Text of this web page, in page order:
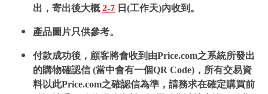
出，寄出後大概2-7 日(工作天)內收到。
產品圖片只供參考。
付款成功後，顧客將會收到由Price.com之系統所發出
的購物確認信 (當中會有一個QR Code)，所有交易資
料以此Price.com之確認信為準，請務求在確定購買前